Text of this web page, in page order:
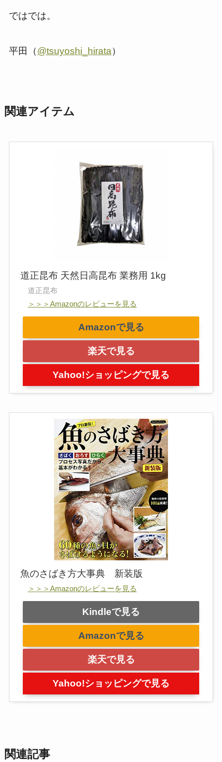
ではでは。
平田（@tsuyoshi_hirata）
関連アイテム
道正昆布 天然日高昆布 業務用 1kg
道正昆布
＞＞＞Amazonのレビューを見る
Amazonで見る
楽天で見る
Yahoo!ショッピングで見る
魚のさばき方大事典 新装版
＞＞＞Amazonのレビューを見る
Kindleで見る
Amazonで見る
楽天で見る
Yahoo!ショッピングで見る
関連記事